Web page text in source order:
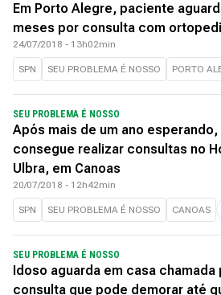
Em Porto Alegre, paciente
meses por consulta com
24/07/2018 - 13h02min
SPN SEU PROBLEMA É NOSSO PORTO
SEU PROBLEMA É NOSSO
Após mais de um ano
consegue realizar consultas no
Ulbra, em Canoas
20/07/2018 - 12h42min
SPN SEU PROBLEMA É NOSSO CANOAS
SEU PROBLEMA É NOSSO
Idoso aguarda em casa chamada
consulta que pode demorar até